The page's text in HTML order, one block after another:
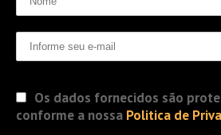
Os dados fornecidos são
conforme a nossa Politica de